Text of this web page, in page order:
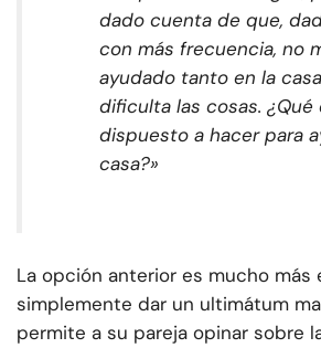
dado cuenta de que,
con más frecuencia, no
ayudado tanto en la
dificulta las cosas. ¿Qué
dispuesto a hacer para
casa?»
La opción anterior es mucho más
simplemente dar un ultimátum
permite a su pareja opinar sobre